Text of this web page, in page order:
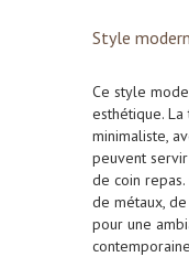
Style
Ce style
esthétique.
minimaliste,
peuvent
de coin
de métaux,
pour une